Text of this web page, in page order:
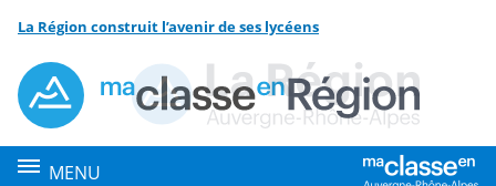
Menu de la rubrique
Contenu
La Région construit l’avenir de ses lycéens
MENU